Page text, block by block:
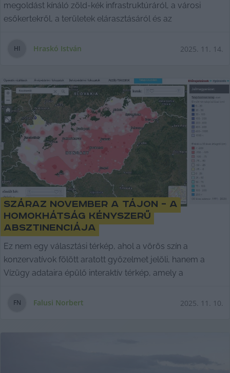
megoldást kínáló zöld-kék infrastruktúráról, a városi
esőkertekről, a területek elárasztásáról és az
HI Hraskó István 2025. 11. 14.
Száraz november a tájon – a
Homokhátság kényszerű
absztinenciája
Ez nem egy választási térkép, ahol a vörös szín a
konzervatívok fölött aratott győzelmet jelöli, hanem a
Vízügy adataira épülő interaktív térkép, amely a
FN Falusi Norbert 2025. 11. 10.